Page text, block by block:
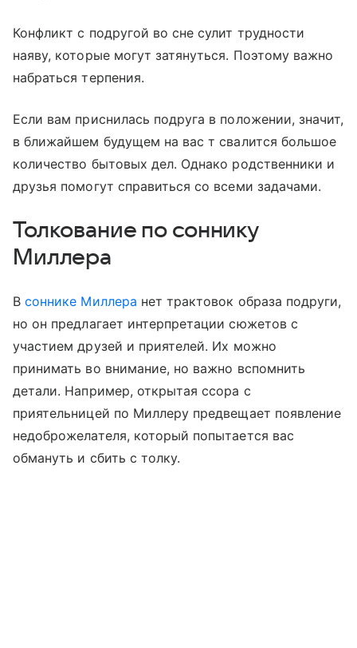
Конфликт с подругой во сне сулит трудности
наяву, которые могут затянуться. Поэтому важно
набраться терпения.
Если вам приснилась подруга в положении, значит,
в ближайшем будущем на вас т свалится большое
количество бытовых дел. Однако родственники и
друзья помогут справиться со всеми задачами.
Толкование по соннику
Миллера
Всоннике Миллера нет трактовок образа подруги,
но он предлагает интерпретации сюжетов с
участием друзей и приятелей. Их можно
принимать во внимание, но важно вспомнить
детали. Например, открытая ссора с
приятельницей по Миллеру предвещает появление
недоброжелателя, который попытается вас
обмануть и сбить с толку.